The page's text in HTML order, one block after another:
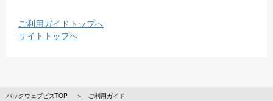
ご利用ガイドトップへ
サイトトップへ
パックウェブビズTOP ご利用ガイド